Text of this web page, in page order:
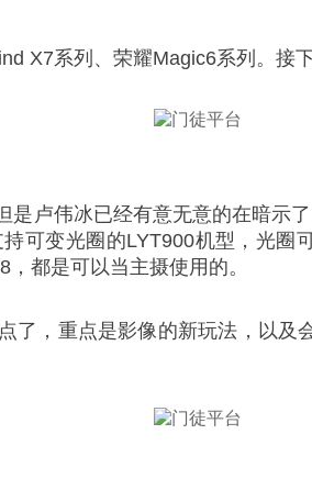
X7系列、荣耀Magic6系列。接
卢伟冰已经有意无意的在暗示
可变光圈的LYT900机型，光
都是可以当主摄使用的。
，重点是影像的新玩法，以